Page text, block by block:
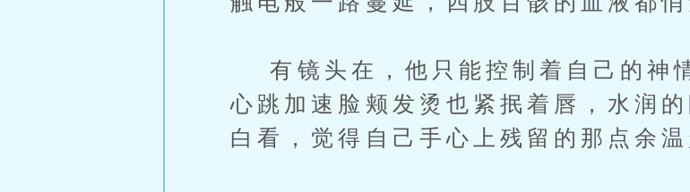
有镜头在，他只能控制着自己的神
心跳加速脸颊发烫也紧抿着唇，水润
白看，觉得自己手心上残留的那点余温